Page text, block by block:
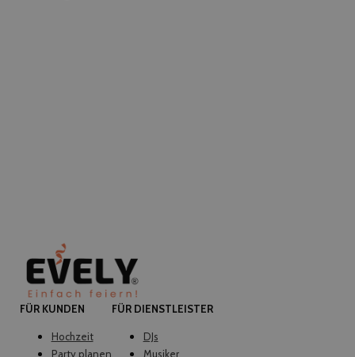
FÜR KUNDEN
Hochzeit
Party planen
FÜR DIENSTLEISTER
DJs
Musiker